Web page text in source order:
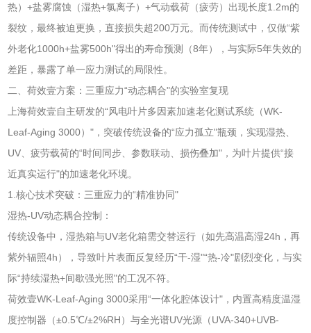
热）+盐雾腐蚀（湿热+氯离子）+气动载荷（疲劳）出现长度1.2m的
裂纹，最终被迫更换，直接损失超200万元。而传统测试中，仅做“紫
外老化1000h+盐雾500h"得出的寿命预测（8年），与实际5年失效的
差距，暴露了单一应力测试的局限性。
二、荷效壹方案：三重应力“动态耦合"的实验室复现
上海荷效壹自主研发的“风电叶片多因素加速老化测试系统（WK-
Leaf-Aging 3000）"，突破传统设备的“应力孤立"瓶颈，实现湿热、
UV、疲劳载荷的“时间同步、参数联动、损伤叠加"，为叶片提供“接
近真实运行"的加速老化环境。
1.核心技术突破：三重应力的“精准协同"
湿热-UV动态耦合控制：
传统设备中，湿热箱与UV老化箱需交替运行（如先高温高湿24h，再
紫外辐照4h），导致叶片表面反复经历“干-湿"“热-冷"剧烈变化，与实
际“持续湿热+间歇强光照"的工况不符。
荷效壹WK-Leaf-Aging 3000采用“一体化腔体设计"，内置高精度温湿
度控制器（±0.5℃/±2%RH）与全光谱UV光源（UVA-340+UVB-